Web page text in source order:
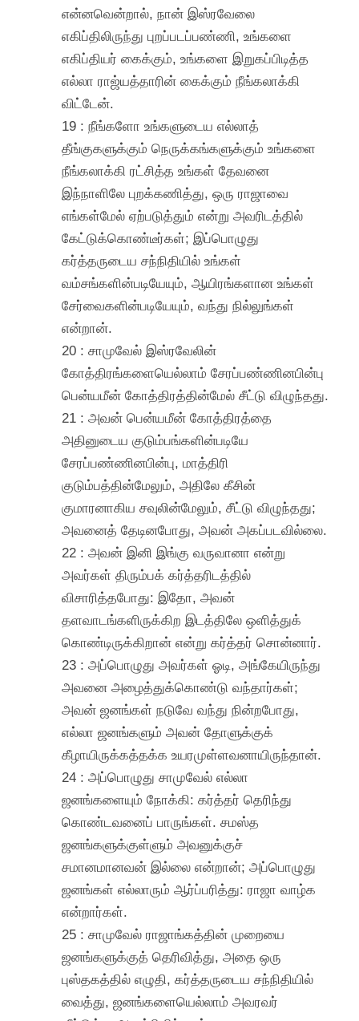
என்னவென்றால், நான் இஸ்ரவேலை
எகிப்திலிருந்து புறப்படப்பண்ணி, உங்களை
எகிப்தியர் கைக்கும், உங்களை இறுகப்பிடித்த
எல்லா ராஜ்யத்தாரின் கைக்கும் நீங்கலாக்கி
விட்டேன்.
19 : நீங்களோ உங்களுடைய எல்லாத்
தீங்குகளுக்கும் நெருக்கங்களுக்கும் உங்களை
நீங்கலாக்கி ரட்சித்த உங்கள் தேவனை
இந்நாளிலே புறக்கணித்து, ஒரு ராஜாவை
எங்கள்மேல் ஏற்படுத்தும் என்று அவரிடத்தில்
கேட்டுக்கொண்டீர்கள்; இப்பொழுது
கர்த்தருடைய சந்நிதியில் உங்கள்
வம்சங்களின்படியேயும், ஆயிரங்களான உங்கள்
சேர்வைகளின்படியேயும், வந்து நில்லுங்கள்
என்றான்.
20 : சாமுவேல் இஸ்ரவேலின்
கோத்திரங்களையெல்லாம் சேரப்பண்ணினபின்பு
பென்யமீன் கோத்திரத்தின்மேல் சீட்டு விழுந்தது.
21 : அவன் பென்யமீன் கோத்திரத்தை
அதினுடைய குடும்பங்களின்படியே
சேரப்பண்ணினபின்பு, மாத்திரி
குடும்பத்தின்மேலும், அதிலே கீசின்
குமாரனாகிய சவுலின்மேலும், சீட்டு விழுந்தது;
அவனைத் தேடினபோது, அவன் அகப்படவில்லை.
22 : அவன் இனி இங்கு வருவானா என்று
அவர்கள் திரும்பக் கர்த்தரிடத்தில்
விசாரித்தபோது: இதோ, அவன்
தளவாடங்களிருக்கிற இடத்திலே ஒளித்துக்
கொண்டிருக்கிறான் என்று கர்த்தர் சொன்னார்.
23 : அப்பொழுது அவர்கள் ஓடி, அங்கேயிருந்து
அவனை அழைத்துக்கொண்டு வந்தார்கள்;
அவன் ஜனங்கள் நடுவே வந்து நின்றபோது,
எல்லா ஜனங்களும் அவன் தோளுக்குக்
கீழாயிருக்கத்தக்க உயரமுள்ளவனாயிருந்தான்.
24 : அப்பொழுது சாமுவேல் எல்லா
ஜனங்களையும் நோக்கி: கர்த்தர் தெரிந்து
கொண்டவனைப் பாருங்கள். சமஸ்த
ஜனங்களுக்குள்ளும் அவனுக்குச்
சமானமானவன் இல்லை என்றான்; அப்பொழுது
ஜனங்கள் எல்லாரும் ஆர்ப்பரித்து: ராஜா வாழ்க
என்றார்கள்.
25 : சாமுவேல் ராஜாங்கத்தின் முறையை
ஜனங்களுக்குத் தெரிவித்து, அதை ஒரு
புஸ்தகத்தில் எழுதி, கர்த்தருடைய சந்நிதியில்
வைத்து, ஜனங்களையெல்லாம் அவரவர்